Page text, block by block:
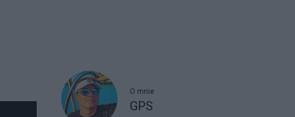
O mnie
GPS